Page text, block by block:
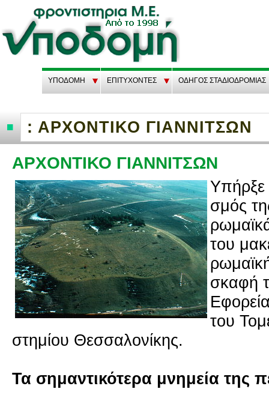
ΥΠΟΔΟΜΗ EΠΙΤΥΧΟΝΤΕΣ ΟΔΗΓΟΣ ΣΤΑΔΙΟΔΡΟΜΙΑΣ
: ΑΡΧΟΝΤΙΚΟ ΓΙΑΝΝΙΤΣΩΝ
ΑΡΧΟΝΤΙΚΟ ΓΙΑΝΝΙΤΣΩΝ
Υπήρ­ξε
σμός
του
σκα­φή
του
στη­μί­ου Θεσ­σα­λο­νί­κης.
Τα ση­μα­ντι­κό­τε­ρα μνη­μεία της